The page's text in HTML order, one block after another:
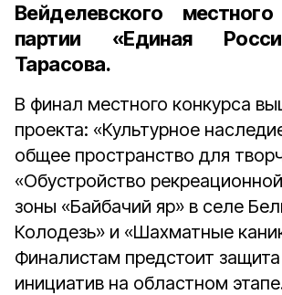
Вейделевского
партии «Единая
Тарасова.
В финал местного конкурса
проекта: «Культурное
общее пространство для
«Обустройство
зоны «Байбачий яр» в селе
Колодезь» и «Шахматные
Финалистам предстоит
инициатив на областном